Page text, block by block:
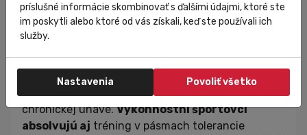
Záverom len zhrnutie.Veľkú pozornosťtreba
venovať tréningu v dolných aeróbnych zónach,
kde sa telo najlepšie pripravuje na zaťaženie.
Vyhýbať satreba pásmam okolo anaeróbneho
prahu, kdetréning
najmenej vypláca vynaložené
úsilie a môže viesť k stavu pretrénovanosti a k
chronickej únave.Výkonnostní športovci
absolvujú aj tréning v pásmach tolerancie
príslušné informácie skombinovať s ďalšími údajmi, ktoré ste
im poskytli alebo ktoré od vás získali, keď ste používali ich
služby.
Nastavenia Povoliť všetko